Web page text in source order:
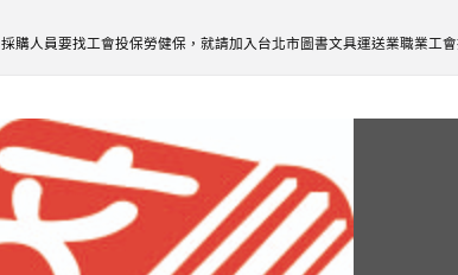
採購人員要找工會投保勞健保，就請加入台北市圖書文具運送業職業工